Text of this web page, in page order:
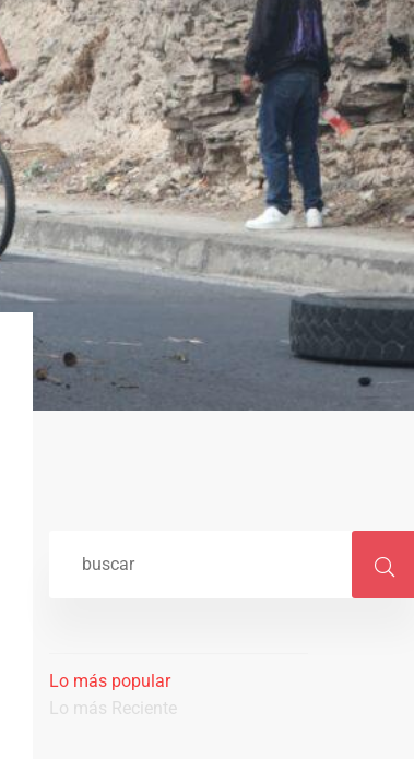
Lo más popular
Lo más Reciente